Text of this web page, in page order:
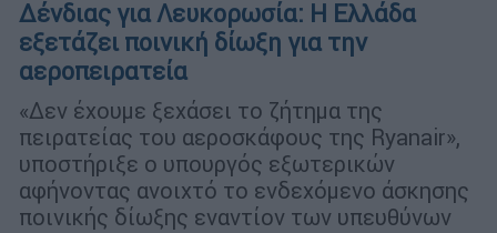
Δένδιας για Λευκορωσία: Η Ελλάδα
εξετάζει ποινική δίωξη για την
αεροπειρατεία
«Δεν έχουμε ξεχάσει το ζήτημα της
πειρατείας του αεροσκάφους της Ryanair»,
υποστήριξε ο υπουργός εξωτερικών
αφήνοντας ανοιχτό το ενδεχόμενο άσκησης
ποινικής δίωξης εναντίον των υπευθύνων